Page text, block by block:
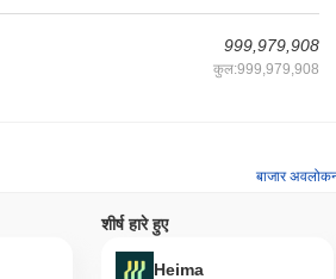
999,979,908
कुल:999,979,908
बाजार
शीर्ष हारे हुए
Heima